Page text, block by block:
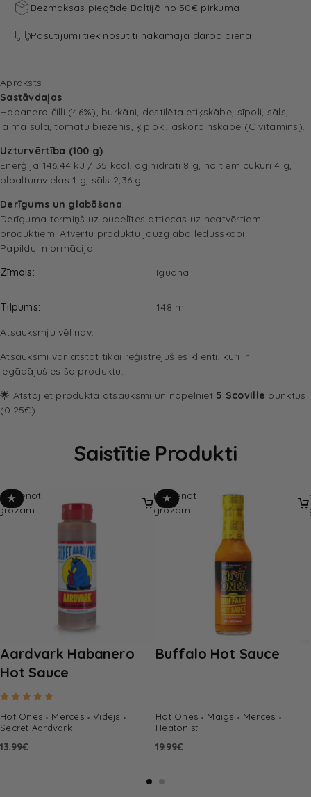
Bezmaksas piegāde Baltijā no 50€ pirkuma
Pasūtījumi tiek nosūtīti nākamajā darba dienā
Apraksts
Sastāvdaļas
Habanero čilli (46%), burkāni, destilēta etiķskābe, sīpoli, sāls,
laima sula, tomātu biezenis, ķiploki, askorbīnskābe (C vitamīns).
Uzturvērtība (100 g)
Enerģija 146,44 kJ / 35 kcal, ogļhidrāti 8 g, no tiem cukuri 4 g,
olbaltumvielas 1 g, sāls 2,36 g.
Derīgums un glabāšana
Derīguma termiņš uz pudelītes attiecas uz neatvērtiem
produktiem. Atvērtu produktu jāuzglabā ledusskapī.
Papildu informācija
Zīmols
Iguana
Tilpums
148 ml
Atsauksmju vēl nav.
Atsauksmi var atstāt tikai reģistrējušies klienti, kuri ir
iegādājušies šo produktu.
🌟 Atstājiet produkta atsauksmi un nopelniet 5 Scoville punktus
(0.25€).
Saistītie Produkti
★
Aardvark Habanero
Hot Sauce
Hot Ones Mērces
Vidējs
Secret Aardvark
13.99€
★
Buffalo Hot Sauce
Hot Ones Maigs
Mērces
Heatonist
19.99€
Pievienot
grozam